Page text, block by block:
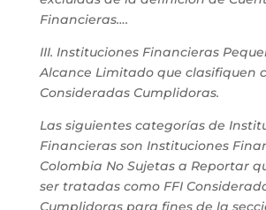
Financieras….
III. Instituciones Financieras
Alcance Limitado que clasifiquen
Consideradas Cumplidoras.
Las siguientes categorías de
Financieras son Instituciones
Colombia No Sujetas a Reportar
ser tratadas como FFI
Cumplidoras para fines de la